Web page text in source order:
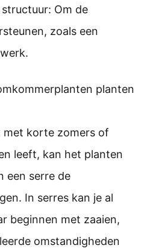
Om de
zoals een
planten
met korte zomers of
leeft, kan het planten
een serre de
In serres kan je al
beginnen met zaaien,
omstandigheden